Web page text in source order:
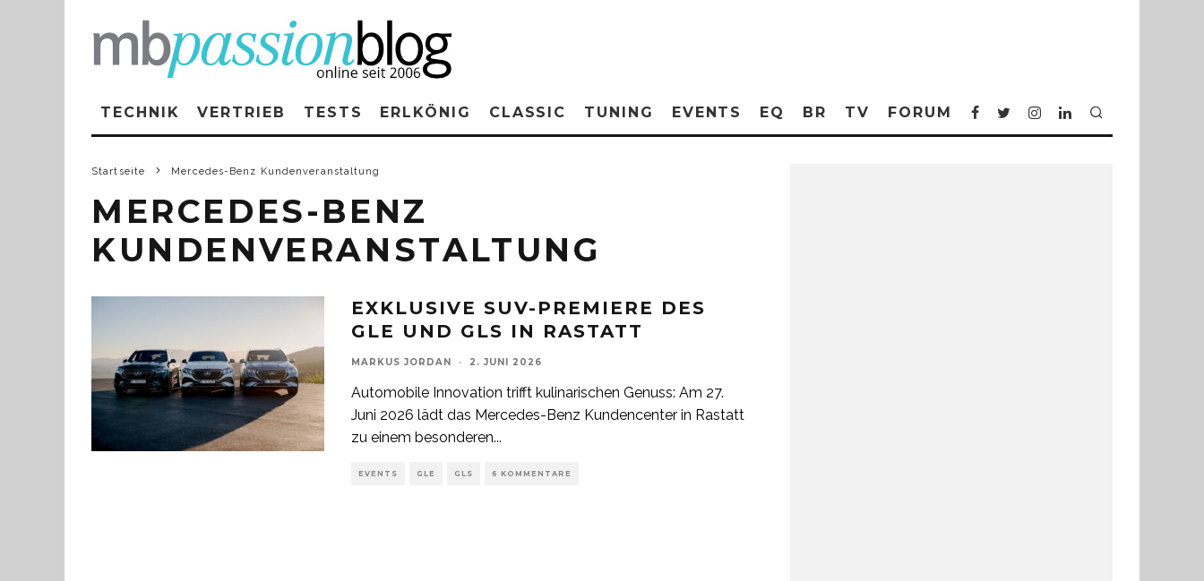
TECHNIK VERTRIEB TESTS ERLKÖNIG CLASSIC TUNING EVENTS EQ BR TV FORUM
Startseite Mercedes-Benz Kundenveranstaltung
MERCEDES-BENZ
KUNDENVERANSTALTUNG
EXKLUSIVE SUV-PREMIERE DES
GLE UND GLS IN RASTATT
MARKUS JORDAN · 2. JUNI 2026
Automobile Innovation trifft kulinarischen Genuss: Am 27.
Juni 2026 lädt das Mercedes-Benz Kundencenter in Rastatt
zu einem besonderen...
EVENTS GLE GLS 6 KOMMENTARE